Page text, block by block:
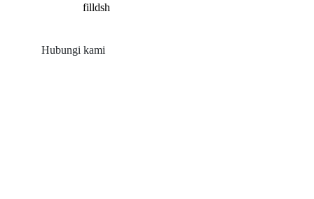
Hubungi kami